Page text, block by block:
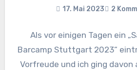
17. Mai 2023 2
Als vor einigen Tagen ein
Barcamp Stuttgart 2023“
Vorfreude und ich ging davon